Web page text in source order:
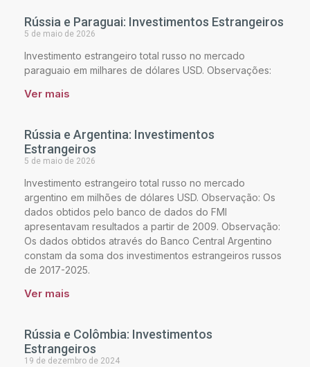
Rússia e Paraguai: Investimentos Estrangeiros
5 de maio de 2026
Investimento estrangeiro total russo no mercado
paraguaio em milhares de dólares USD. Observações:
Ver mais
Rússia e Argentina: Investimentos
Estrangeiros
5 de maio de 2026
Investimento estrangeiro total russo no mercado
argentino em milhões de dólares USD. Observação: Os
dados obtidos pelo banco de dados do FMI
apresentavam resultados a partir de 2009. Observação:
Os dados obtidos através do Banco Central Argentino
constam da soma dos investimentos estrangeiros russos
de 2017-2025.
Ver mais
Rússia e Colômbia: Investimentos
Estrangeiros
19 de dezembro de 2024